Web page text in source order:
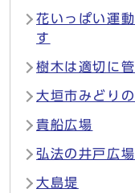
花いっぱい運
す
樹木は適切に
大垣市みどり
貴船広場
弘法の井戸広場
大島堤